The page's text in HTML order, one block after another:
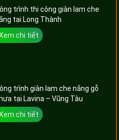
trình thi công giàn lam che
tại Long Thành
chi tiết
trình giàn lam che nắng gỗ
tại Lavina – Vũng Tàu
chi tiết